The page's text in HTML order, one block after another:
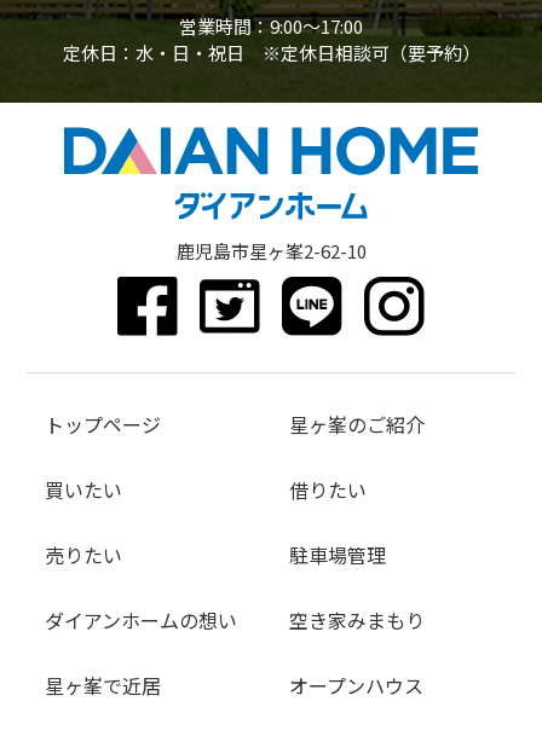
営業時間：9:00〜17:00
定休日：水・日・祝日 ※定休日相談可（要予約）
鹿児島市星ヶ峯2-62-10
トップページ 星ヶ峯のご紹介
買いたい 借りたい
売りたい 駐車場管理
ダイアンホームの想い 空き家みまもり
星ヶ峯で近居 オープンハウス